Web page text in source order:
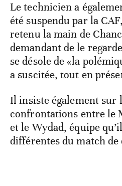
Le technicien a
été suspendu par la
retenu la main de
demandant de le
se désole de «la
a suscitée, tout en
Il insiste également sur
confrontations entre le
et le Wydad, équipe
différentes du match de